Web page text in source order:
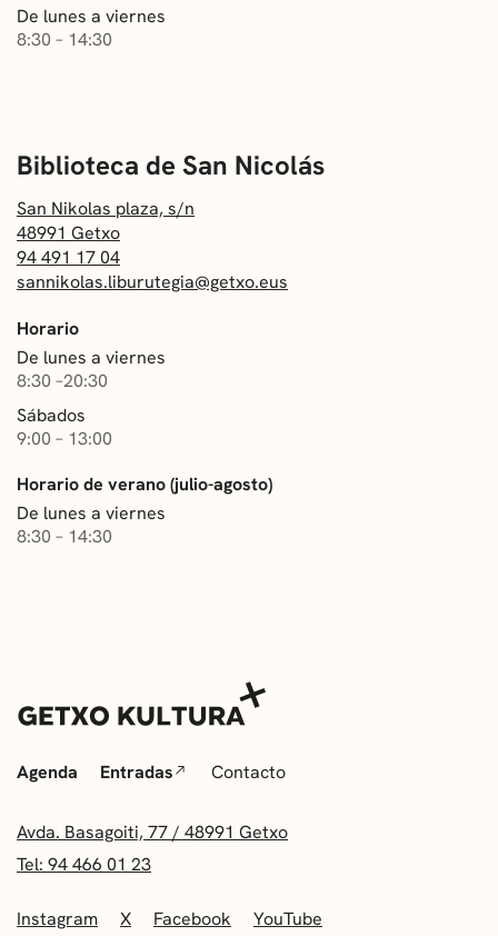
De lunes a viernes
8:30 – 14:30
San Nikolas plaza, s/n
48991 Getxo
94 491 17 04
sannikolas.liburutegia@getxo.eus
Horario
De lunes a viernes
8:30 –20:30
Sábados
9:00 – 13:00
Horario de verano (julio-agosto)
De lunes a viernes
8:30 – 14:30
Agenda Entradas Contacto
Avda. Basagoiti, 77 / 48991 Getxo
Tel: 94 466 01 23
Instagram X Facebook YouTube